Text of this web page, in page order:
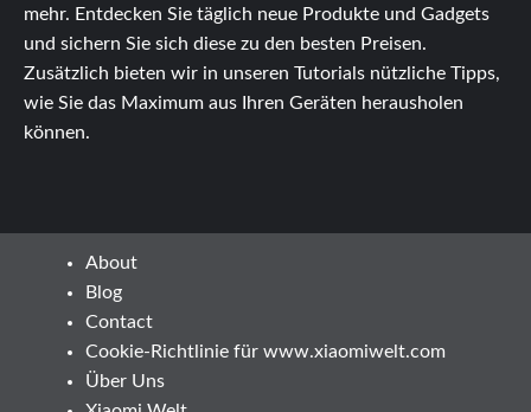
mehr. Entdecken Sie täglich neue Produkte und Gadgets
und sichern Sie sich diese zu den besten Preisen.
Zusätzlich bieten wir in unseren Tutorials nützliche Tipps,
wie Sie das Maximum aus Ihren Geräten herausholen
können.
About
Blog
Contact
Cookie-Richtlinie für www.xiaomiwelt.com
Über Uns